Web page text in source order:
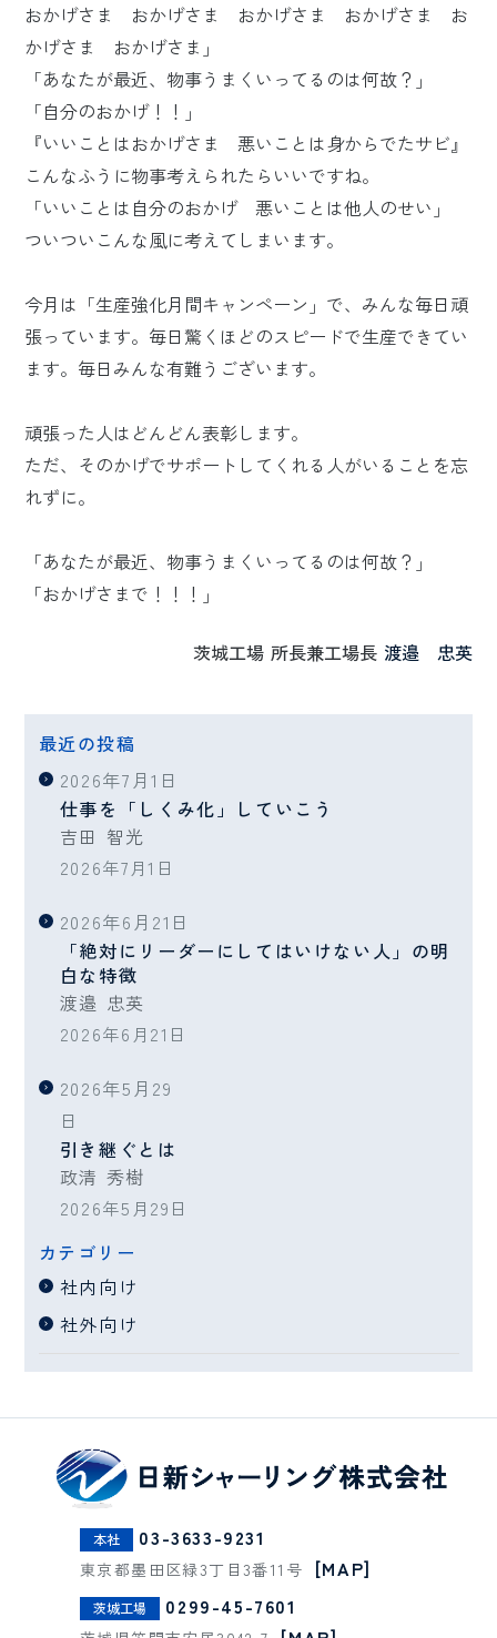
最近の投稿
2026年7月1日
仕事を「しくみ化」していこう
吉田 智光
2026年7月1日
2026年6月21日
「絶対にリーダーにしてはいけない人」の明
白な特徴
渡邉 忠英
2026年6月21日
2026年5月29
日
引き継ぐとは
政清 秀樹
2026年5月29日
カテゴリー
社内向け
社外向け
おかげさま おかげさま おかげさま おかげさま お
かげさま おかげさま」
「あなたが最近、物事うまくいってるのは何故？」
「自分のおかげ！！」
『いいことはおかげさま 悪いことは身からでたサビ』
こんなふうに物事考えられたらいいですね。
「いいことは自分のおかげ 悪いことは他人のせい」
ついついこんな風に考えてしまいます。
今月は「生産強化月間キャンペーン」で、みんな毎日頑
張っています。毎日驚くほどのスピードで生産できてい
ます。毎日みんな有難うございます。
頑張った人はどんどん表彰します。
ただ、そのかげでサポートしてくれる人がいることを忘
れずに。
「あなたが最近、物事うまくいってるのは何故？」
「おかげさまで！！！」
茨城工場 所長兼工場長 渡邉 忠英
本社 03-3633-9231
東京都墨田区緑3丁目3番11号 [MAP]
茨城工場 0299-45-7601